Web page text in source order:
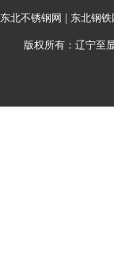
东北不锈钢网 东北钢铁
版权所有：辽宁至